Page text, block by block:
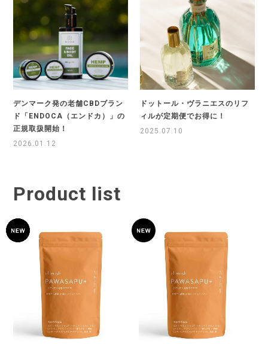
デンマーク発の老舗CBDブラン
ド「ENDOCA（エンドカ）」の
正規取扱開始！
2026.01.12
ドットール・ヴラニエスのリフ
ィルが定期便でお得に！
2025.07.10
Product list